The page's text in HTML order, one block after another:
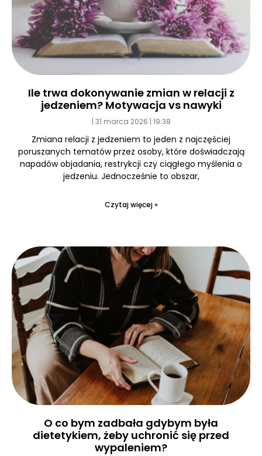
Ile trwa dokonywanie zmian w relacji z
jedzeniem? Motywacja vs nawyki
31 marca 2026 19:38
Zmiana relacji z jedzeniem to jeden z najczęściej
poruszanych tematów przez osoby, które doświadczają
napadów objadania, restrykcji czy ciągłego myślenia o
jedzeniu. Jednocześnie to obszar,
Czytaj więcej »
O co bym zadbała gdybym była
dietetykiem, żeby uchronić się przed
wypaleniem?